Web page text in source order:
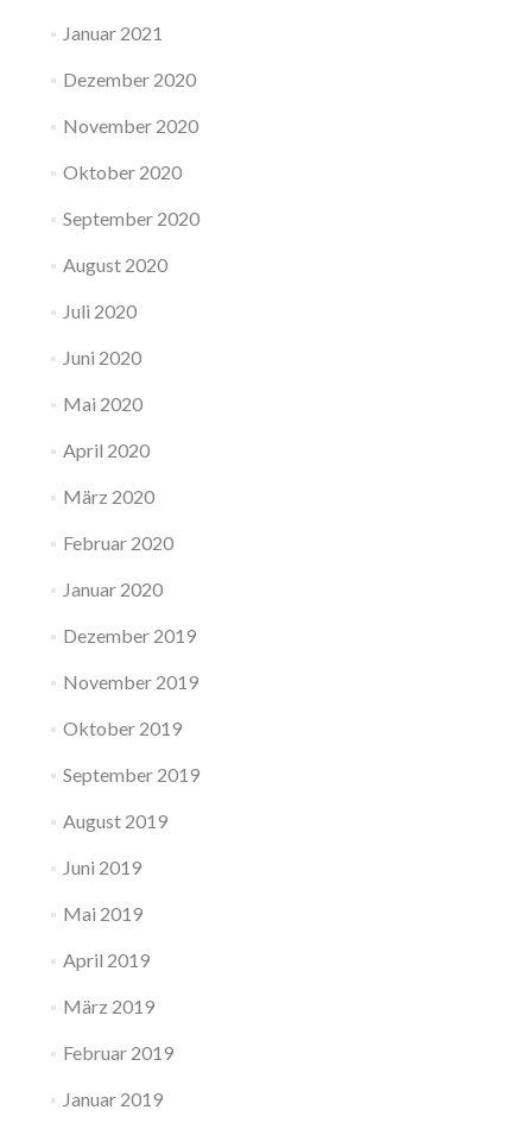
Januar 2021
Dezember 2020
November 2020
Oktober 2020
September 2020
August 2020
Juli 2020
Juni 2020
Mai 2020
April 2020
März 2020
Februar 2020
Januar 2020
Dezember 2019
November 2019
Oktober 2019
September 2019
August 2019
Juni 2019
Mai 2019
April 2019
März 2019
Februar 2019
Januar 2019